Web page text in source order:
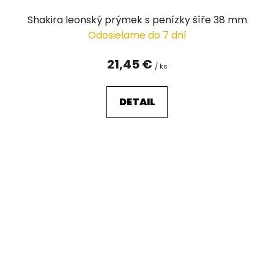
Shakira leonský prýmek s penízky šíře 38 mm
Odosielame do 7 dní
21,45 € / ks
DETAIL